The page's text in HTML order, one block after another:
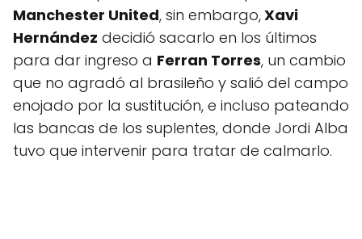
Manchester United, sin embargo,Xavi
Hernández decidió sacarlo en los últimos
para dar ingreso a Ferran Torres, un cambio
que no agradó al brasileño y salió del campo
enojado por la sustitución, e incluso pateando
las bancas de los suplentes, donde Jordi Alba
tuvo que intervenir para tratar de calmarlo.